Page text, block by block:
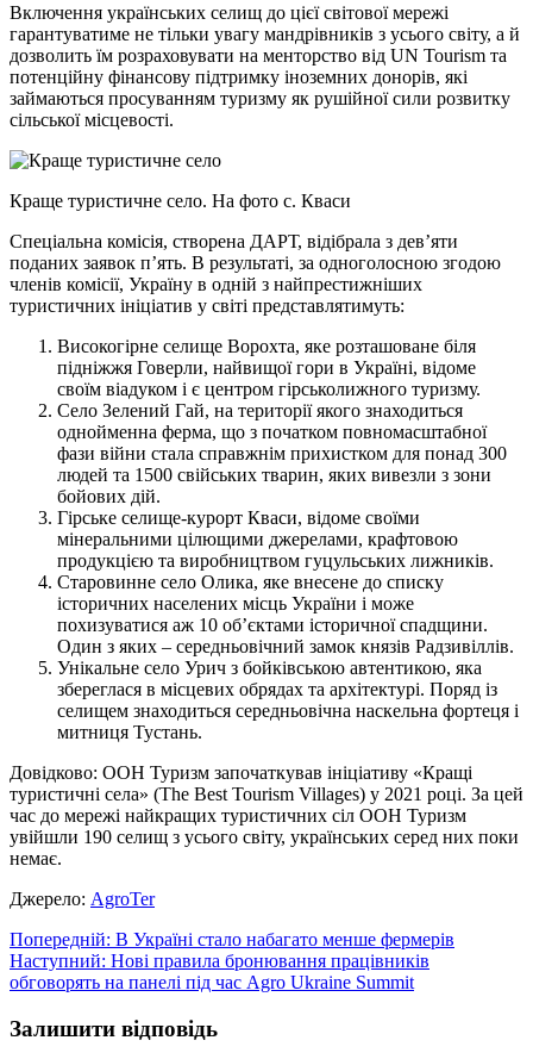
Включення українських селищ до цієї світової мережі
гарантуватиме не тільки увагу мандрівників з усього світу, а й
дозволить їм розраховувати на менторство від UN Tourism та
потенційну фінансову підтримку іноземних донорів, які
займаються просуванням туризму як рушійної сили розвитку
сільської місцевості.
Краще туристичне село. На фото с. Кваси
Спеціальна комісія, створена ДАРТ, відібрала з дев’яти
поданих заявок п’ять. В результаті, за одноголосною згодою
членів комісії, Україну в одній з найпрестижніших
туристичних ініціатив у світі представлятимуть:
Високогірне селище Ворохта, яке розташоване біля
підніжжя Говерли, найвищої гори в Україні, відоме
своїм віадуком і є центром гірськолижного туризму.
Село Зелений Гай, на території якого знаходиться
однойменна ферма, що з початком повномасштабної
фази війни стала справжнім прихистком для понад 300
людей та 1500 свійських тварин, яких вивезли з зони
бойових дій.
Гірське селище-курорт Кваси, відоме своїми
мінеральними цілющими джерелами, крафтовою
продукцією та виробництвом гуцульських лижників.
Старовинне село Олика, яке внесене до списку
історичних населених місць України і може
похизуватися аж 10 об’єктами історичної спадщини.
Один з яких – середньовічний замок князів Радзивіллів.
Унікальне село Урич з бойківською автентикою, яка
збереглася в місцевих обрядах та архітектурі. Поряд із
селищем знаходиться середньовічна наскельна фортеця і
митниця Тустань.
Довідково: ООН Туризм започаткував ініціативу «Кращі
туристичні села» (The Best Tourism Villages) у 2021 році. За цей
час до мережі найкращих туристичних сіл ООН Туризм
увійшли 190 селищ з усього світу, українських серед них поки
немає.
Джерело: АgroTer
Навігація
записів
Попередній: В Україні стало набагато менше фермерів
Наступний: Нові правила бронювання працівників
обговорять на панелі під час Agro Ukraine Summit
Залишити відповідь